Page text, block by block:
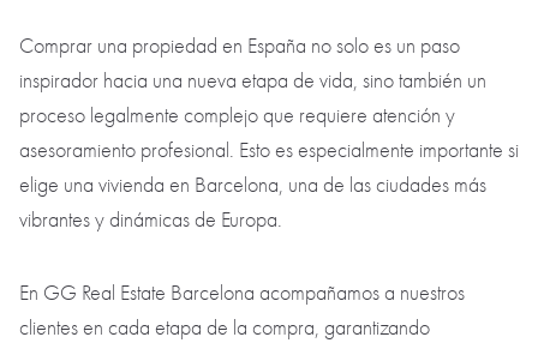
Comprar una propiedad en España no solo es un paso
inspirador hacia una nueva etapa de vida, sino también un
proceso legalmente complejo que requiere atención y
asesoramiento profesional. Esto es especialmente importante si
elige una vivienda en Barcelona, una de las ciudades más
vibrantes y dinámicas de Europa.
En GG Real Estate Barcelona acompañamos a nuestros
clientes en cada etapa de la compra, garantizando